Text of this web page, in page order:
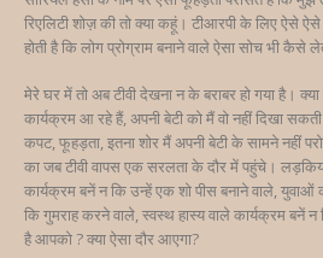
रिएलिटी शोज़ की तो क्या कहूं। टीआरपी के लिए ऐसे ऐसे
होती है कि लोग प्रोग्राम बनाने वाले ऐसा सोच भी कैसे
मेरे घर में तो अब टीवी देखना न के बराबर हो गया है।
कार्यक्रम आ रहे हैं, अपनी बेटी को मैं वो नहीं दिखा
कपट, फूहड़ता, इतना शोर मैं अपनी बेटी के सामने नहीं
का जब टीवी वापस एक सरलता के दौर में पहुंचे।
कार्यक्रम बनें न कि उन्हें एक शो पीस बनाने वाले, युवाओं
कि गुमराह करने वाले, स्वस्थ हास्य वाले कार्यक्रम बनें न
है आपको ? क्या ऐसा दौर आएगा?